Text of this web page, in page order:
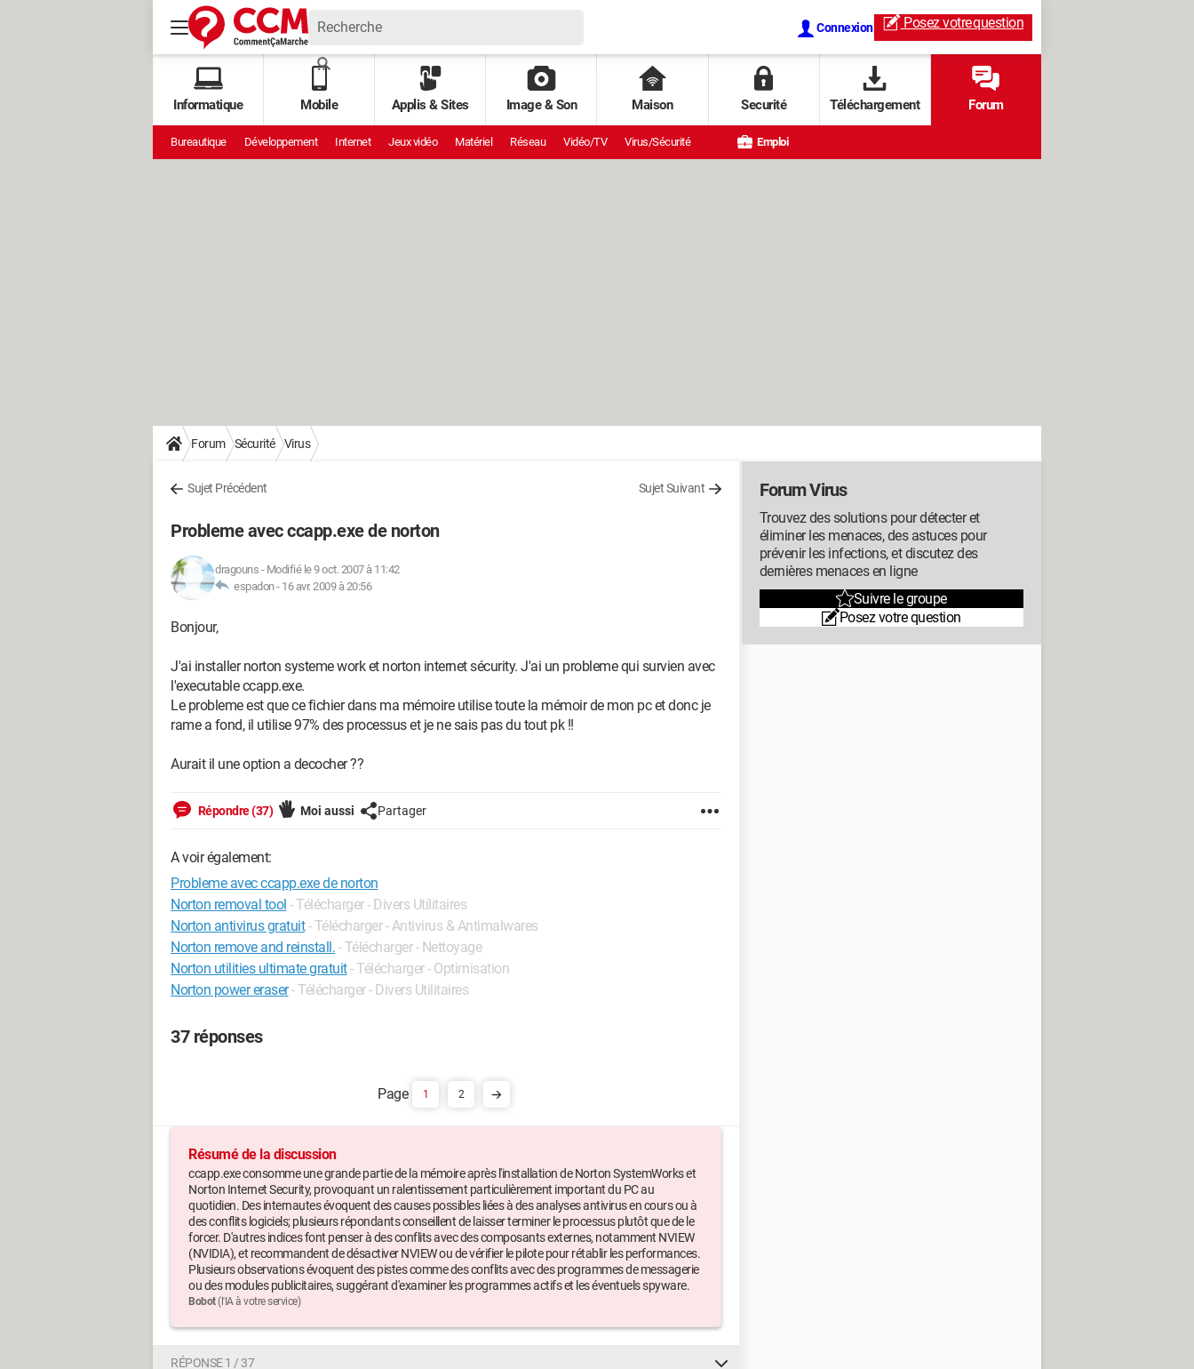
Connexion Posez votrequestion
Informatique Mobile Applis & Sites Image & Son Maison Securité Téléchargement Forum
Bureautique Développement Internet Jeux vidéo Matériel Réseau Vidéo/TV Virus/Sécurité Emploi
Forum Sécurité Virus
Sujet Précédent Sujet Suivant
Probleme avec ccapp.exe de norton
dragouns - Modifié le 9 oct. 2007 à 11:42
espadon - 16 avr. 2009 à 20:56
Bonjour,
J'ai installer norton systeme work et norton internet sécurity. J'ai un probleme qui survien avec
l'executable ccapp.exe.
Le probleme est que ce fichier dans ma mémoire utilise toute la mémoir de mon pc et donc je
rame a fond, il utilise 97% des processus et je ne sais pas du tout pk !!
Aurait il une option a decocher ??
Répondre (37) Moi aussi Partager
A voir également:
Probleme avec ccapp.exe de norton
Norton removal tool - Télécharger - Divers Utilitaires
Norton antivirus gratuit - Télécharger - Antivirus & Antimalwares
Norton remove and reinstall. - Télécharger - Nettoyage
Norton utilities ultimate gratuit- Télécharger - Optimisation
Norton power eraser- Télécharger - Divers Utilitaires
37 réponses
1 2
Résumé de la discussion
ccapp.exe consomme une grande partie de la mémoire après l'installation de Norton SystemWorks et
Norton Internet Security, provoquant un ralentissement particulièrement important du PC au
quotidien. Des internautes évoquent des causes possibles liées à des analyses antivirus en cours ou à
des conflits logiciels; plusieurs répondants conseillent de laisser terminer le processus plutôt que de le
forcer. D'autres indices font penser à des conflits avec des composants externes, notamment NVIEW
(NVIDIA), et recommandent de désactiver NVIEW ou de vérifier le pilote pour rétablir les performances.
Plusieurs observations évoquent des pistes comme des conflits avec des programmes de messagerie
ou des modules publicitaires, suggérant d'examiner les programmes actifs et les éventuels spyware.
Bobot(l'IA à votre service)
RÉPONSE 1 / 37
Forum Virus
Trouvez des solutions pour détecter et
éliminer les menaces, des astuces pour
prévenir les infections, et discutez des
dernières menaces en ligne
Suivre le groupe
Posez votre question